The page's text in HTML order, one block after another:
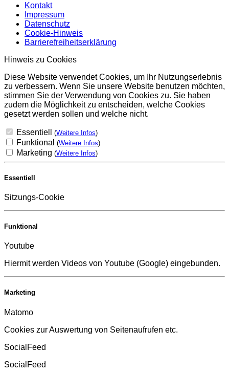
Kontakt
Impressum
Datenschutz
Cookie-Hinweis
Barrierefreiheitserklärung
Hinweis zu Cookies
Diese Website verwendet Cookies, um Ihr Nutzungserlebnis
zu verbessern. Wenn Sie unsere Website benutzen möchten,
stimmen Sie der Verwendung von Cookies zu. Sie haben
zudem die Möglichkeit zu entscheiden, welche Cookies
gesetzt werden sollen und welche nicht.
Essentiell (Weitere Infos)
Funktional (Weitere Infos)
Marketing (Weitere Infos)
Essentiell
Sitzungs-Cookie
Funktional
Youtube
Hiermit werden Videos von Youtube (Google) eingebunden.
Marketing
Matomo
Cookies zur Auswertung von Seitenaufrufen etc.
SocialFeed
SocialFeed